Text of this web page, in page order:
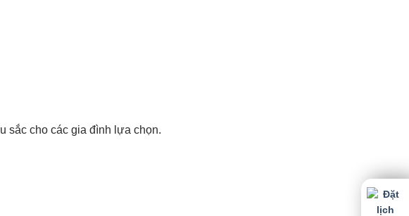
sắc cho các gia đình lựa chọn.